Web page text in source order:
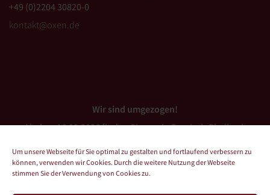
Um unsere Webseite für Sie optimal zu gestalten und fortlaufend verbessern zu
können, verwenden wir Cookies. Durch die weitere Nutzung der Webseite
stimmen Sie der Verwendung von Cookies zu.
+49 (0)2204 30820-0
kontakt@oxen.de
Wir sind umgezogen!
Ab dem 16.03.2026 finden Sie uns in Bergisch Gladbach